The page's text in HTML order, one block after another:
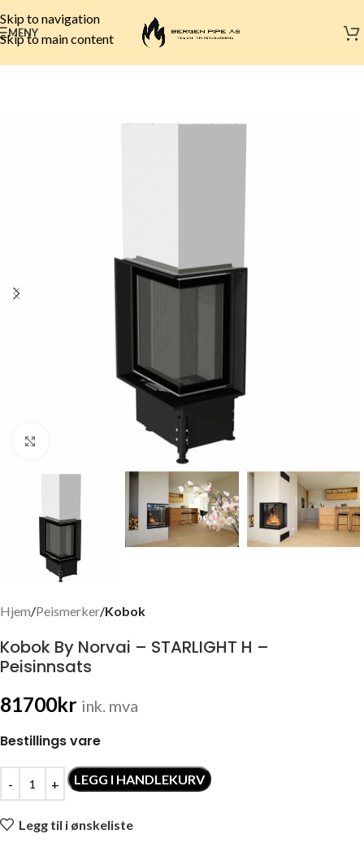
Skip to navigation
Skip to main content
MENY
Hjem Peismerker Kobok
Kobok By Norvai – STARLIGHT H –
Peisinnsats
81700kr ink. mva
Bestillings vare
LEGG I HANDLEKURV
Legg til i ønskeliste